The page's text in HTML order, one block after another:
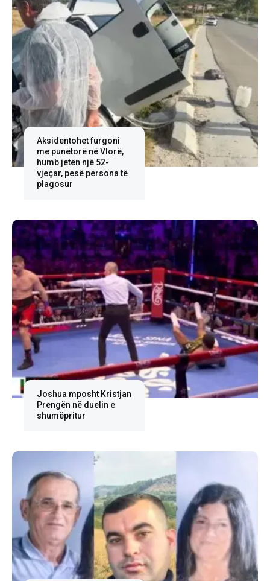
Aksidentohet furgoni
me punëtorë në Vlorë,
humb jetën një 52-
vjeçar, pesë persona të
plagosur
Joshua mposht Kristjan
Prengën në duelin e
shumëpritur